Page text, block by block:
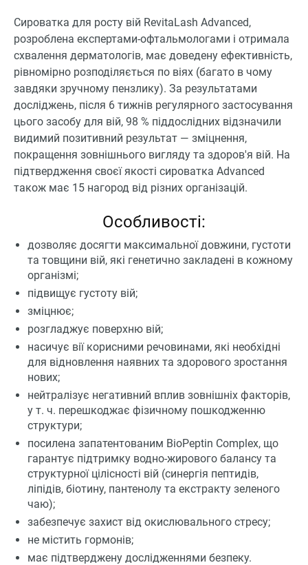
Сироватка для росту вій RevitaLash Advanced,
розроблена експертами-офтальмологами і отримала
схвалення дерматологів, має доведену ефективність,
рівномірно розподіляється по віях (багато в чому
завдяки зручному пензлику). За результатами
досліджень, після 6 тижнів регулярного застосування
цього засобу для вій, 98 % піддослідних відзначили
видимий позитивний результат — зміцнення,
покращення зовнішнього вигляду та здоров'я вій. На
підтвердження своєї якості сироватка Advanced
також має 15 нагород від різних організацій.
Особливості:
дозволяє досягти максимальної довжини, густоти
та товщини вій, які генетично закладені в кожному
організмі;
підвищує густоту вій;
зміцнює;
розгладжує поверхню вій;
насичує вії корисними речовинами, які необхідні
для відновлення наявних та здорового зростання
нових;
нейтралізує негативний вплив зовнішніх факторів,
у т. ч. перешкоджає фізичному пошкодженню
структури;
посилена запатентованим BioPeptin Complex, що
гарантує підтримку водно-жирового балансу та
структурної цілісності вій (синергія пептидів,
ліпідів, біотину, пантенолу та екстракту зеленого
чаю);
забезпечує захист від окислювального стресу;
не містить гормонів;
має підтверджену дослідженнями безпеку.